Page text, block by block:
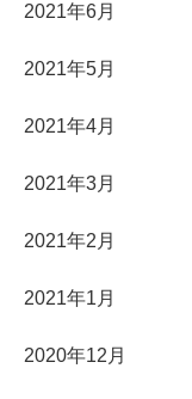
2021年6月
2021年5月
2021年4月
2021年3月
2021年2月
2021年1月
2020年12月